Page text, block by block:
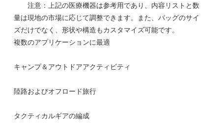
注意：上記の医療機器は参考用であり、内容リストと数
量は現地の市場に応じて調整できます。また、バッグのサイ
ズだけでなく、形状や構造もカスタマイズ可能です。
複数のアプリケーションに最適
キャンプ＆アウトドアアクティビティ
陸路およびオフロード旅行
タクティカルギアの編成